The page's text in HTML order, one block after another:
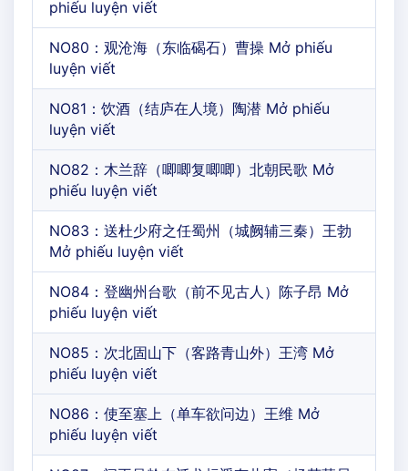
phiếu luyện viết
NO80：观沧海（东临碣石）曹操 Mở phiếu
luyện viết
NO81：饮酒（结庐在人境）陶潜 Mở phiếu
luyện viết
NO82：木兰辞（唧唧复唧唧）北朝民歌 Mở
phiếu luyện viết
NO83：送杜少府之任蜀州（城阙辅三秦）王勃
Mở phiếu luyện viết
NO84：登幽州台歌（前不见古人）陈子昂 Mở
phiếu luyện viết
NO85：次北固山下（客路青山外）王湾 Mở
phiếu luyện viết
NO86：使至塞上（单车欲问边）王维 Mở
phiếu luyện viết